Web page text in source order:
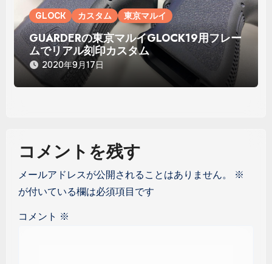
GLOCK カスタム 東京マルイ
GUARDERの東京マルイGLOCK19用フレー
ムでリアル刻印カスタム
2020年9月17日
コメントを残す
メールアドレスが公開されることはありません。
※
が付いている欄は必須項目です
コメント ※